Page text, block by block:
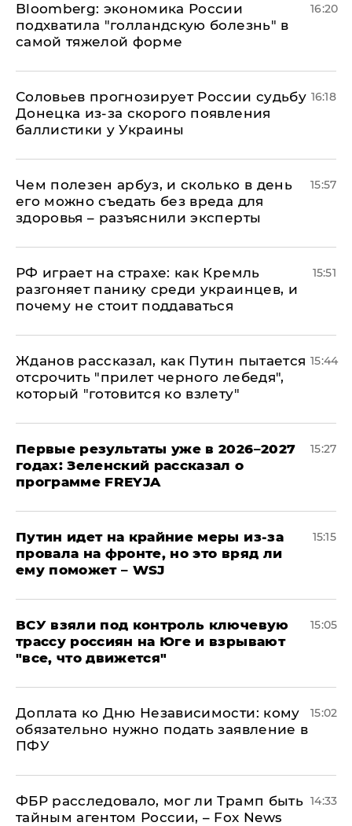
Bloomberg: экономика России
подхватила "голландскую болезнь" в
самой тяжелой форме
16:20
Соловьев прогнозирует России судьбу
Донецка из-за скорого появления
баллистики у Украины
16:18
Чем полезен арбуз, и сколько в день
его можно съедать без вреда для
здоровья – разъяснили эксперты
15:57
РФ играет на страхе: как Кремль
разгоняет панику среди украинцев, и
почему не стоит поддаваться
15:51
Жданов рассказал, как Путин пытается
отсрочить "прилет черного лебедя",
который "готовится ко взлету"
15:44
Первые результаты уже в 2026–2027
годах: Зеленский рассказал о
программе FREYJA
15:27
Путин идет на крайние меры из-за
провала на фронте, но это вряд ли
ему поможет – WSJ
15:15
ВСУ взяли под контроль ключевую
трассу россиян на Юге и взрывают
"все, что движется"
15:05
Доплата ко Дню Независимости: кому
обязательно нужно подать заявление в
ПФУ
15:02
ФБР расследовало, мог ли Трамп быть
тайным агентом России, – Fox News
14:33